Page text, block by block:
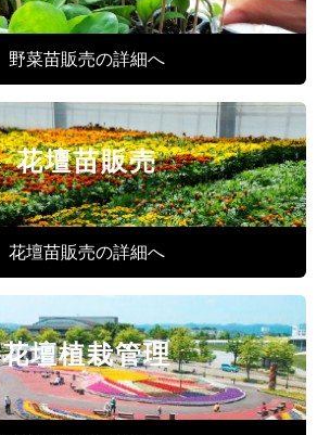
野菜苗販売の詳細へ
花壇苗販売
花壇苗販売の詳細へ
花壇植栽管理